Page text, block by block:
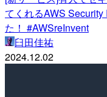
てくれるAWS
た！ #AWSreInvent
臼田佳祐
2024.12.02